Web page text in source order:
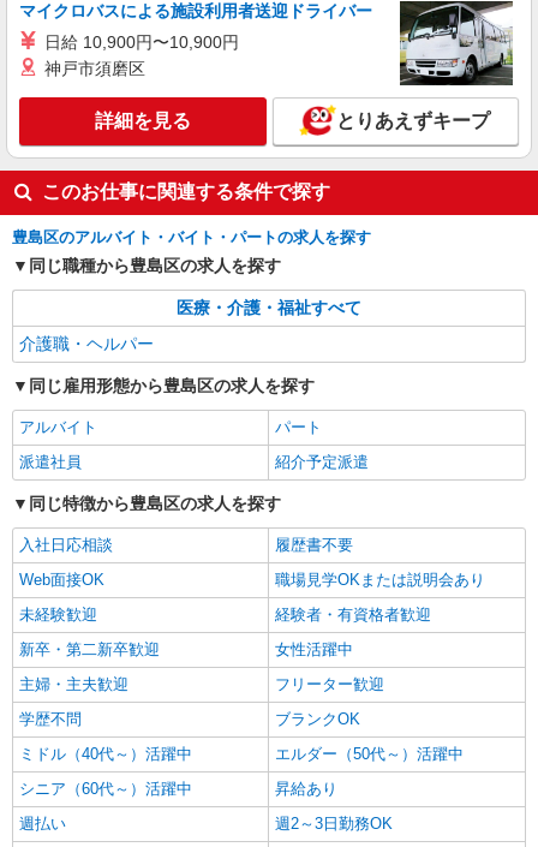
派遣社員
株式会社kotrio /●SW-H1-2099904
東長崎駅★デイで送迎や生活サポートなど【福
祉】
時給1650円〜2312円 ＜日払い有/週払い有/交
通費全支給(ガソリン代含む)＞
豊島区
キープ 詳細を見る
株式会社kotrio /●SW-H1-1853597
員＊.・：゜
時給1500円〜2125円 ＜日払い有/週払い有/交
通費全支給(ガソリン代含む)＞
豊島区 最寄り：大塚駅
キープ
マイクロバスによる施設利用者送迎ドライバー
日給 10,900円〜10,900円
神戸市須磨区
詳細を見る とりあえずキープ
このお仕事に関連する条件で探す
豊島区のアルバイト・バイト・パートの求人を探す
同じ職種から豊島区の求人を探す
医療・介護・福祉すべて
介護職・ヘルパー
同じ雇用形態から豊島区の求人を探す
アルバイト
パート
派遣社員
紹介予定派遣
同じ特徴から豊島区の求人を探す
入社日応相談
履歴書不要
Web面接OK
職場見学OKまたは説明会あり
未経験歓迎
経験者・有資格者歓迎
新卒・第二新卒歓迎
女性活躍中
主婦・主夫歓迎
フリーター歓迎
学歴不問
ブランクOK
ミドル（40代～）活躍中
エルダー（50代～）活躍中
シニア（60代～）活躍中
昇給あり
週払い
週2～3日勤務OK